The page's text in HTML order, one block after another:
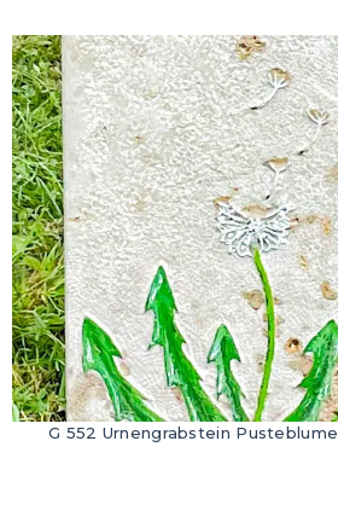
G 552 Urnengrabstein Pusteblume